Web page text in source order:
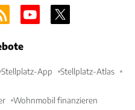
Stellplatz-App Stellplatz-Atlas
Wohnmobil finanzieren